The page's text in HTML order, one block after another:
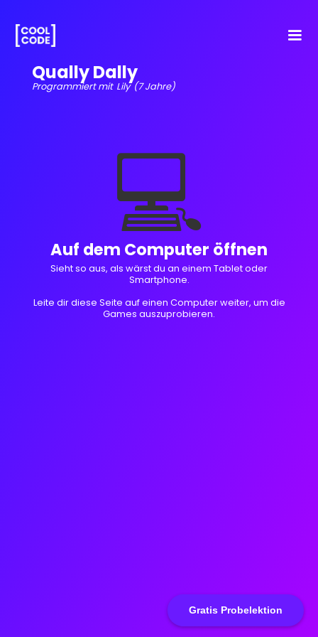
Gratis Probelektion
Qually Dally
Programmiert mit Lily (7 Jahre)
💻
Auf dem Computer öffnen
Sieht so aus, als wärst du an einem Tablet oder
Smartphone.
Leite dir diese Seite auf einen Computer weiter, um die
Games auszuprobieren.